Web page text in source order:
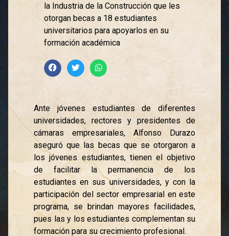
la Industria de la Construcción que les
otorgan becas a 18 estudiantes
universitarios para apoyarlos en su
formación académica
Ante jóvenes estudiantes de diferentes
universidades, rectores y presidentes de
cámaras empresariales, Alfonso Durazo
aseguró que las becas que se otorgaron a
los jóvenes estudiantes, tienen el objetivo
de facilitar la permanencia de los
estudiantes en sus universidades, y con la
participación del sector empresarial en este
programa, se brindan mayores facilidades,
pues las y los estudiantes complementan su
formación para su crecimiento profesional.